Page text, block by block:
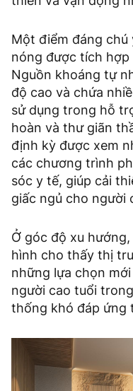
Một điểm đáng chú
nóng được tích hợp
Nguồn khoáng tự
độ cao và chứa
sử dụng trong hỗ
hoàn và thư giãn
định kỳ được xem
các chương trình
sóc y tế, giúp cải
giấc ngủ cho người
Ở góc độ xu
hình cho thấy thị
những lựa chọn
người cao tuổi
thống khó đáp ứng